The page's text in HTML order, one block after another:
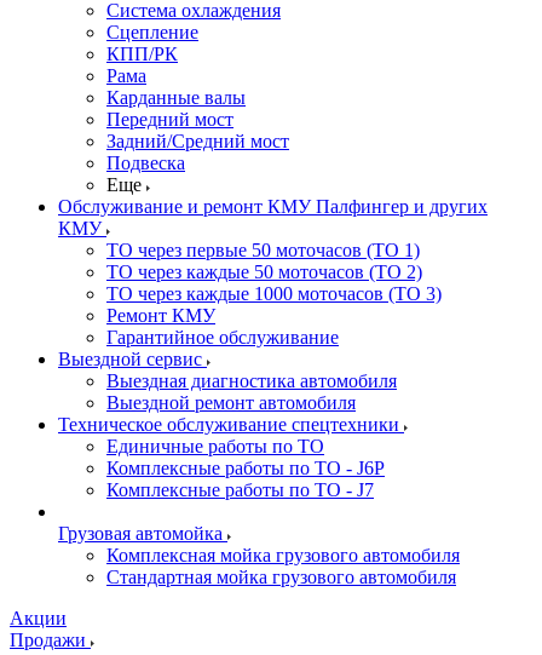
Система охлаждения
Сцепление
КПП/РК
Рама
Карданные валы
Передний мост
Задний/Средний мост
Подвеска
Еще
Обслуживание и ремонт КМУ Палфингер и других
КМУ
ТО через первые 50 моточасов (ТО 1)
ТО через каждые 50 моточасов (ТО 2)
ТО через каждые 1000 моточасов (ТО 3)
Ремонт КМУ
Гарантийное обслуживание
Выездной сервис
Выездная диагностика автомобиля
Выездной ремонт автомобиля
Техническое обслуживание спецтехники
Единичные работы по ТО
Комплексные работы по ТО - J6P
Комплексные работы по ТО - J7
Грузовая автомойка
Комплексная мойка грузового автомобиля
Стандартная мойка грузового автомобиля
Акции
Продажи